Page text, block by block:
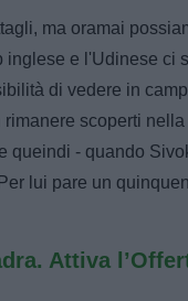
ma oramai
e l'Udinese ci
di vedere in
scoperti nella
queindi - quando
lui pare un
Attiva